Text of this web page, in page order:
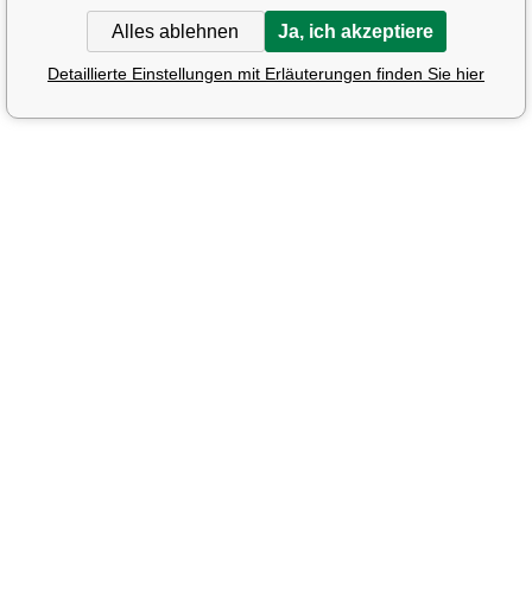
Alles ablehnen Ja, ich akzeptiere
Detaillierte Einstellungen mit Erläuterungen finden Sie hier